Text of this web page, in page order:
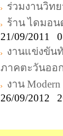
ร่วมงานวิท
ร้าน ไดมอน
21/09/2011
งานแข่งขัน
ภาคตะวันออ
งาน
26/09/2012